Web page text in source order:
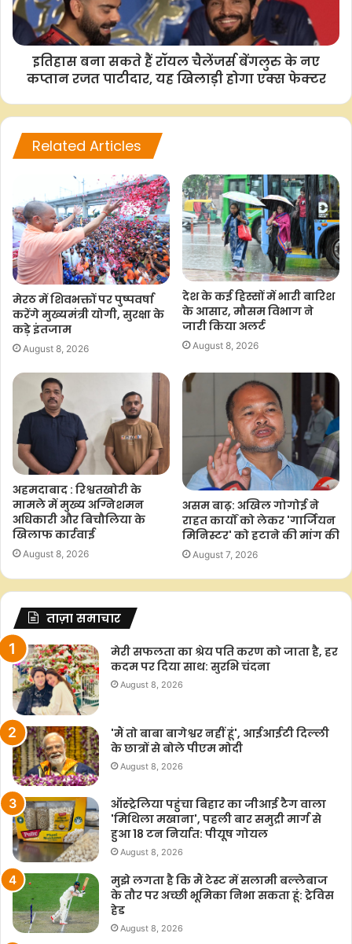
a
c
e
b
o
k
h
a
t
s
A
p
w
i
t
t
e
o
p
y
L
i
k
h
a
r
e
इतिहास बना सकते हैं रॉयल चैलेंजर्स बेंगलुरु के नए
कप्तान रजत पाटीदार, यह खिलाड़ी होगा एक्स फेक्टर
Related Articles
मेरठ में शिवभक्तों पर पुष्पवर्षा
करेंगे मुख्यमंत्री योगी, सुरक्षा के
कड़े इंतजाम
August 8, 2026
देश के कई हिस्सों में भारी बारिश
के आसार, मौसम विभाग ने
जारी किया अलर्ट
August 8, 2026
अहमदाबाद : रिश्वतखोरी के
मामले में मुख्य अग्निशमन
अधिकारी और बिचौलिया के
खिलाफ कार्रवाई
August 8, 2026
असम बाढ़: अखिल गोगोई ने
राहत कार्यों को लेकर 'गार्जियन
मिनिस्टर' को हटाने की मांग की
August 7, 2026
ताज़ा समाचार
मेरी सफलता का श्रेय पति करण को जाता है, हर
कदम पर दिया साथ: सुरभि चंदना
August 8, 2026
'मैं तो बाबा बागेश्वर नहीं हूं', आईआईटी दिल्ली
के छात्रों से बोले पीएम मोदी
August 8, 2026
ऑस्ट्रेलिया पहुंचा बिहार का जीआई टैग वाला
'मिथिला मखाना', पहली बार समुद्री मार्ग से
हुआ 18 टन निर्यात: पीयूष गोयल
August 8, 2026
मुझे लगता है कि मैं टेस्ट में सलामी बल्लेबाज
के तौर पर अच्छी भूमिका निभा सकता हूं: ट्रेविस
हेड
August 8, 2026